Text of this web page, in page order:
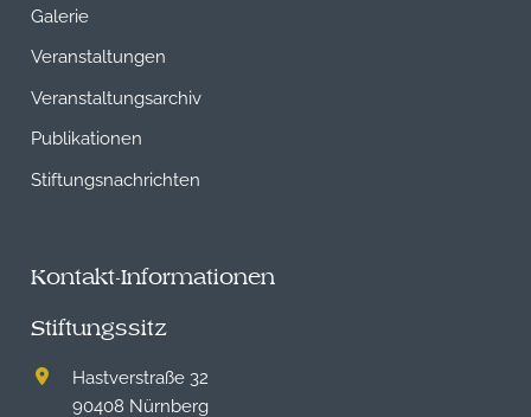
Galerie
Veranstaltungen
Veranstaltungsarchiv
Publikationen
Stiftungsnachrichten
Kontakt-Informationen
Stiftungssitz
Hastverstraße 32
90408 Nürnberg